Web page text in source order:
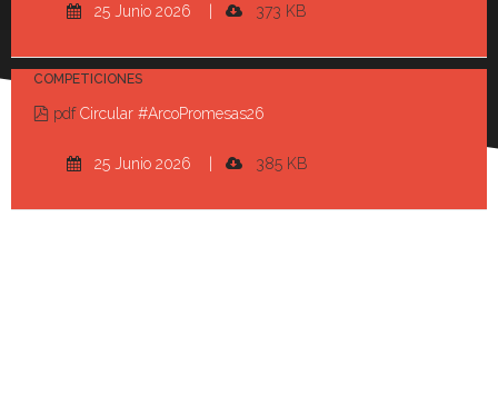
25 Junio 2026 | 373 KB
COMPETICIONES
pdf Circular #ArcoPromesas26
25 Junio 2026 | 385 KB